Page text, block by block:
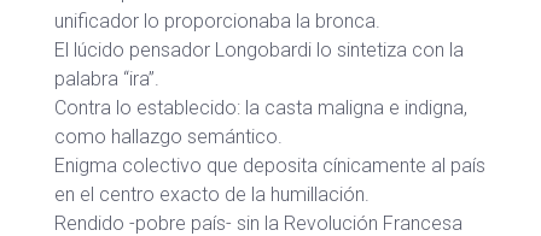
unificador lo proporcionaba la bronca.
El lúcido pensador Longobardi lo sintetiza con la
palabra “ira”.
Contra lo establecido: la casta maligna e indigna,
como hallazgo semántico.
Enigma colectivo que deposita cínicamente al país
en el centro exacto de la humillación.
Rendido -pobre país- sin la Revolución Francesa